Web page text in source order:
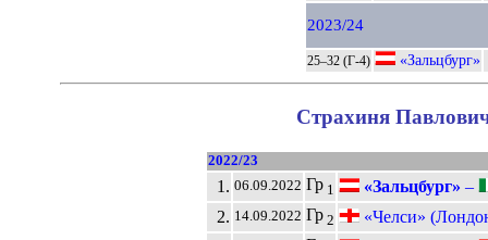
2023/24
25–32 (Г-4) «Зальцбург»
Страхиня
2022/23
1. 06.09.2022 Гр 1 «Зальцбург» –
2. 14.09.2022 Гр 2
«Челси»